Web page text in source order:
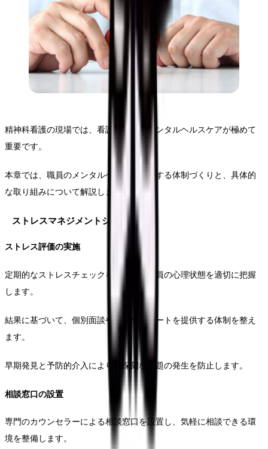
精神科看護の現場では、看護師自身のメンタルヘルスケアが極めて
重要です。
本章では、職員のメンタルヘルスを支援する体制づくりと、具体的
な取り組みについて解説します。
ストレスマネジメントシステム
ストレス評価の実施
定期的なストレスチェックを実施し、職員の心理状態を適切に把握
します。
結果に基づいて、個別面談や必要なサポートを提供する体制を整え
ます。
早期発見と予防的介入により、深刻な問題の発生を防止します。
相談窓口の設置
専門のカウンセラーによる相談窓口を設置し、気軽に相談できる環
境を整備します。